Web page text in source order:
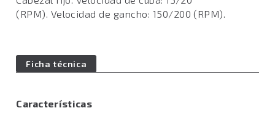
(RPM). Velocidad de gancho: 150/200 (RPM).
Ficha técnica
Características